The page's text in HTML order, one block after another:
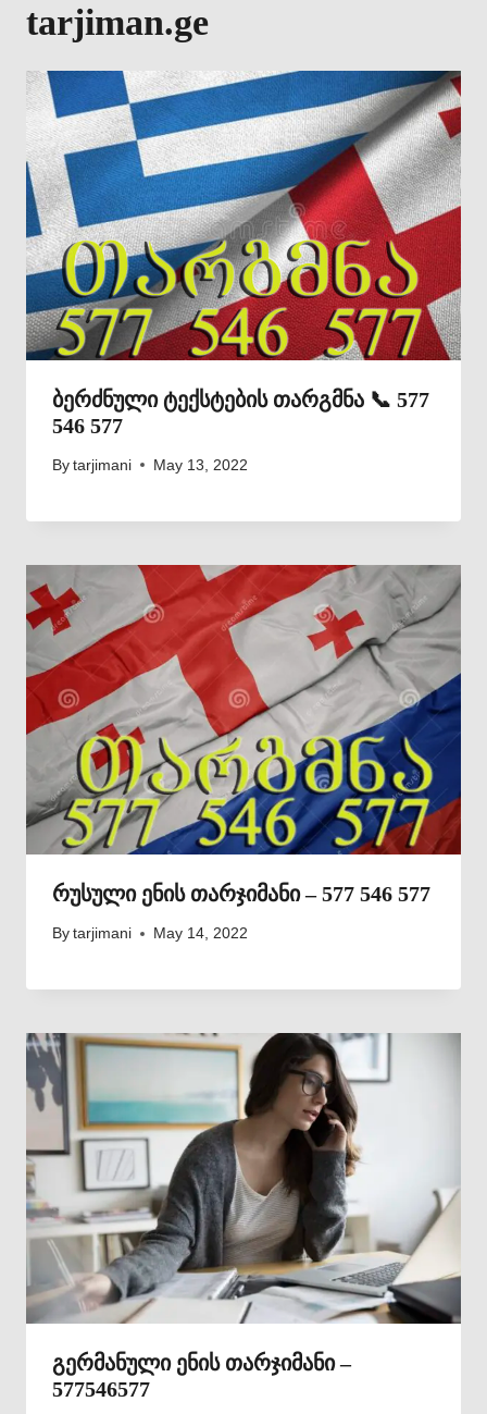
tarjiman.ge
ბერძნული ტექსტების თარგმნა 📞 577
546 577
By tarjimani May 13, 2022
რუსული ენის თარჯიმანი – 577 546 577
By tarjimani May 14, 2022
გერმანული ენის თარჯიმანი –
577546577